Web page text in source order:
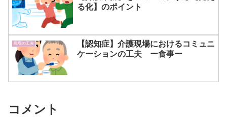
る化】のポイント
現場の工夫
【認知症】介護現場におけるコミュニ
ケーションの工夫 ー食事ー
コメント